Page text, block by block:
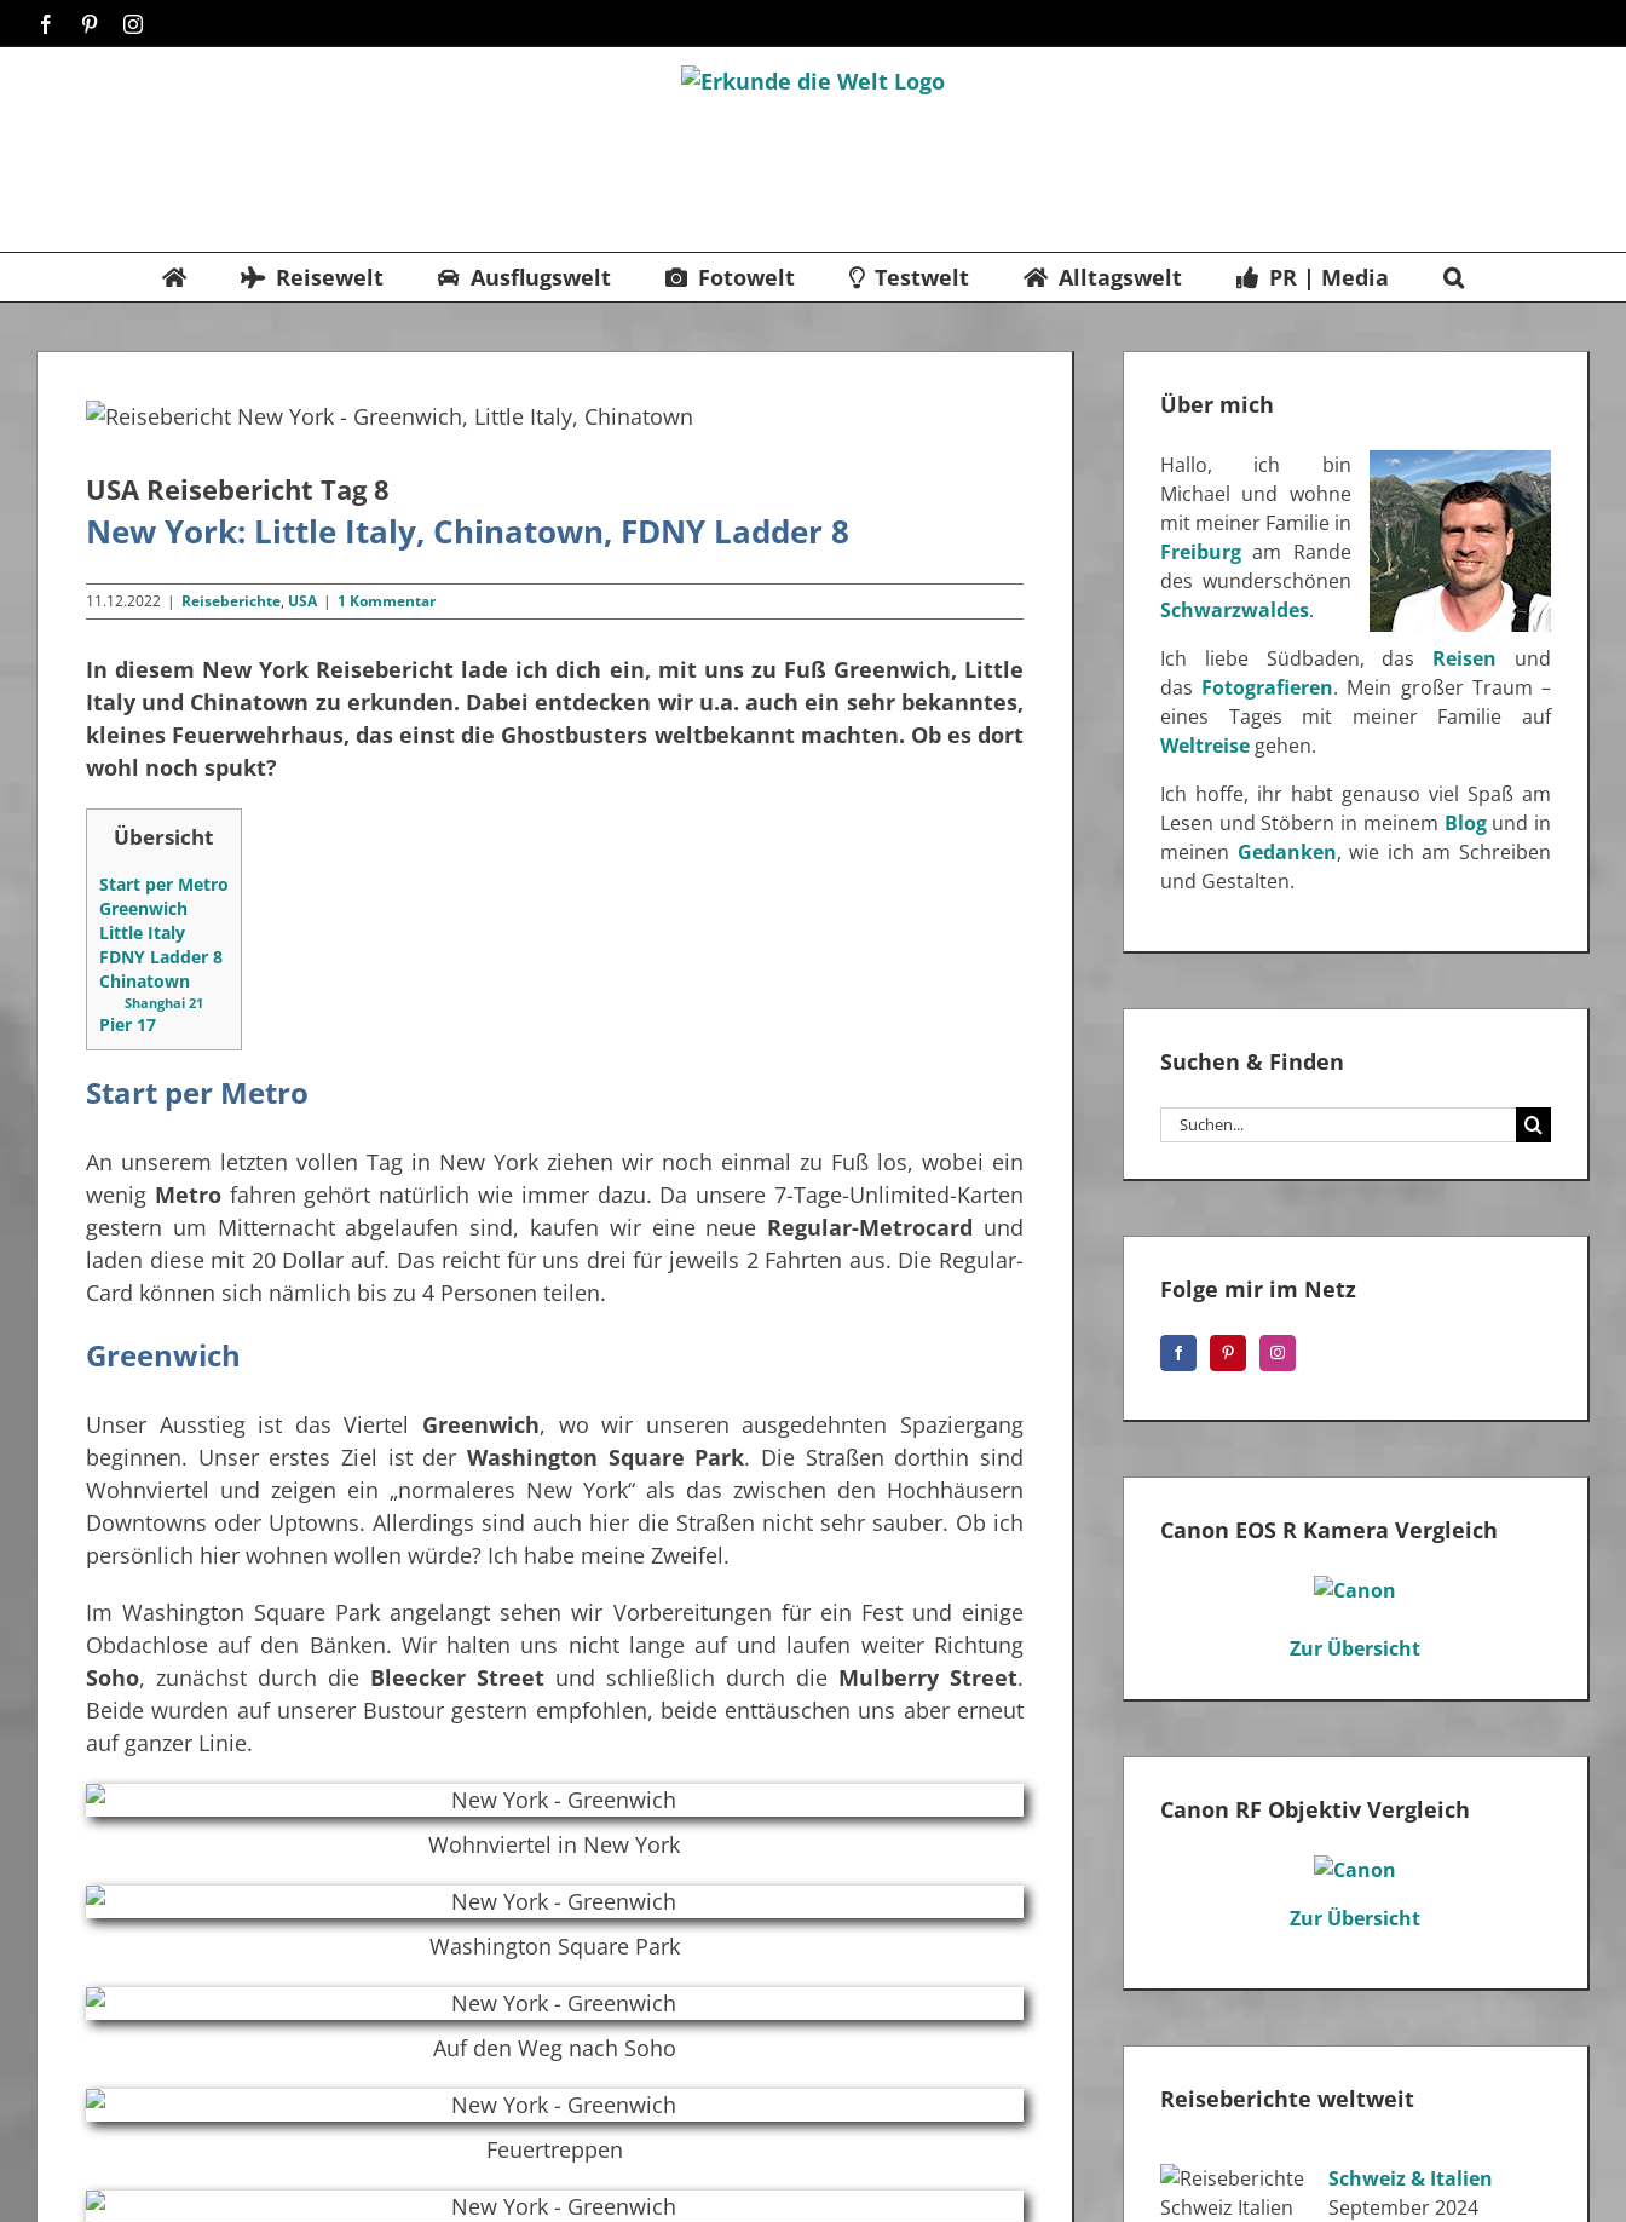
Zum
Inhalt
FacebookPinterestInstagram
Reisewelt Ausflugswelt Fotowelt Testwelt Alltagswelt PR | Media
USA Reisebericht Tag 8
New York: Little Italy, Chinatown, FDNY Ladder 8
11.12.2022 | Reiseberichte, USA | 1 Kommentar
In diesem New York Reisebericht lade ich dich ein, mit uns zu Fuß Greenwich, Little
Italy und Chinatown zu erkunden. Dabei entdecken wir u.a. auch ein sehr bekanntes,
kleines Feuerwehrhaus, das einst die Ghostbusters weltbekannt machten. Ob es dort
wohl noch spukt?
Übersicht
Start per Metro
Greenwich
Little Italy
FDNY Ladder 8
Chinatown
Shanghai 21
Pier 17
Start per Metro
An unserem letzten vollen Tag in New York ziehen wir noch einmal zu Fuß los, wobei ein
wenig Metrofahren gehört natürlich wie immer dazu. Da unsere 7-Tage-Unlimited-Karten
gestern um Mitternacht abgelaufen sind, kaufen wir eine neue Regular-Metrocard und
laden diese mit 20 Dollar auf. Das reicht für uns drei für jeweils 2 Fahrten aus. Die Regular-
Card können sich nämlich bis zu 4 Personen teilen.
Greenwich
Unser Ausstieg ist das Viertel Greenwich, wo wir unseren ausgedehnten Spaziergang
beginnen. Unser erstes Ziel ist der Washington Square Park. Die Straßen dorthin sind
Wohnviertel und zeigen ein „normaleres New York“ als das zwischen den Hochhäusern
Downtowns oder Uptowns. Allerdings sind auch hier die Straßen nicht sehr sauber. Ob ich
persönlich hier wohnen wollen würde? Ich habe meine Zweifel.
Im Washington Square Park angelangt sehen wir Vorbereitungen für ein Fest und einige
Obdachlose auf den Bänken. Wir halten uns nicht lange auf und laufen weiter Richtung
Soho, zunächst durch die Bleecker Streetund schließlich durch die Mulberry Street.
Beide wurden auf unserer Bustour gestern empfohlen, beide enttäuschen uns aber erneut
auf ganzer Linie.
Wohnviertel in New York
Washington Square Park
Auf den Weg nach Soho
Feuertreppen
Über mich
Hallo, ich bin
Michael und wohne
mit meiner Familie in
Freiburgam Rande
des wunderschönen
Schwarzwaldes.
Ich liebe Südbaden, das Reisen und
das Fotografieren. Mein großer Traum –
eines Tages mit meiner Familie auf
Weltreisegehen.
Ich hoffe, ihr habt genauso viel Spaß am
Lesen und Stöbern in meinem Blog und in
meinen Gedanken, wie ich am Schreiben
und Gestalten.
Suchen & Finden
Suche
nach:
Folge mir im Netz
Canon EOS R Kamera Vergleich
Zur Übersicht
Canon RF Objektiv Vergleich
Zur Übersicht
Reiseberichte weltweit
Schweiz & Italien
September 2024